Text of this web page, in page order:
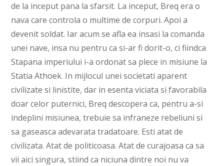
de la inceput pana la sfarsit. La inceput, Breq era o
nava care controla o multime de corpuri. Apoi a
devenit soldat. Iar acum se afla ea insasi la comanda
unei nave, insa nu pentru ca si-ar fi dorit-o, ci fiindca
Stapana imperiului i-a ordonat sa plece in misiune la
Statia Athoek. In mijlocul unei societati aparent
civilizate si linistite, dar in esenta viciata si favorabila
doar celor puternici, Breq descopera ca, pentru a-si
indeplini misiunea, trebuie sa infraneze rebeliuni si
sa gaseasca adevarata tradatoare. Esti atat de
civilizata. Atat de politicoasa. Atat de curajoasa ca sa
vii aici singura, stiind ca niciuna dintre noi nu va